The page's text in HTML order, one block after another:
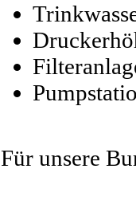
Für unsere